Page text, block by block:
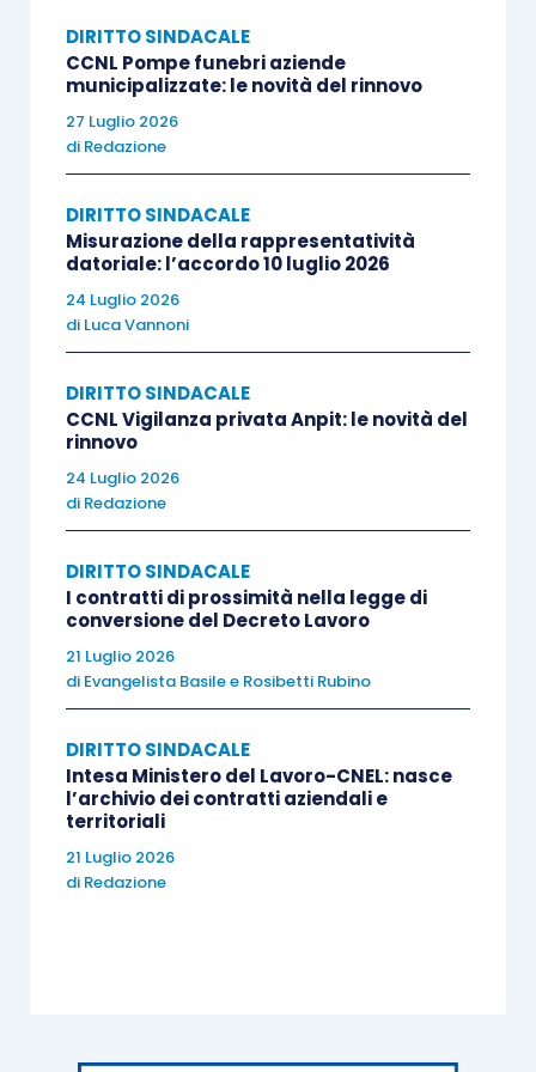
violazione degli artt. 40 e 41, Costituzione,
ritenendo che la scelta di aderire allo
sciopero non potesse essere lasciata del
dall’esigenza di tutelare il patrimonio
aziendale, soprattutto con riferimento agli
incassi non consegnati;
violazione dell’art. 2697, c.c.: la Corte
l’onere di dimostrare l’assenza di
soluzioni alternative alle procedure
organizzative emanate.
motivi.
In relazione al primo, ha posto in evidenza che la
società datrice di lavoro può adottare misure per
ridurre il danno derivante da uno sciopero, ma
non tali da comprimere il diritto costituzionale di
scioperare e da trasformarsi in strumenti volti a
limitare libertà individuale dei lavoratori. Le
procedure predisposte da Autostrade, infatti,
imponevano attività propedeutiche allo sciopero
disciplinari.
DIRITTO SINDACALE
CCNL Pompe funebri aziende
municipalizzate: le novità del rinnovo
27 Luglio 2026
di Redazione
DIRITTO SINDACALE
Misurazione della rappresentatività
datoriale: l’accordo 10 luglio 2026
24 Luglio 2026
di Luca Vannoni
DIRITTO SINDACALE
CCNL Vigilanza privata Anpit: le novità del
rinnovo
24 Luglio 2026
di Redazione
DIRITTO SINDACALE
I contratti di prossimità nella legge di
conversione del Decreto Lavoro
21 Luglio 2026
di Evangelista Basilee Rosibetti Rubino
DIRITTO SINDACALE
Intesa Ministero del Lavoro-CNEL: nasce
l’archivio dei contratti aziendali e
territoriali
21 Luglio 2026
di Redazione